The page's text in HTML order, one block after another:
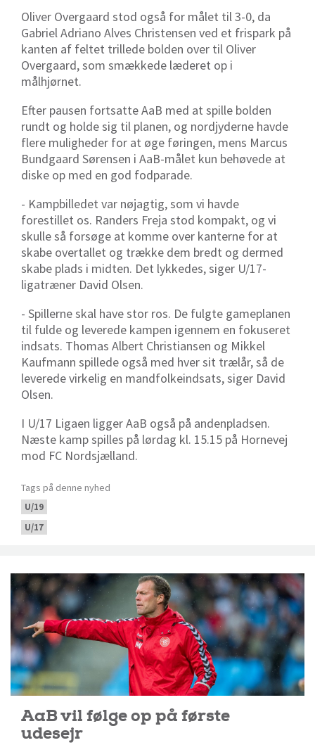
Oliver Overgaard stod også for målet til 3-0, da
Gabriel Adriano Alves Christensen ved et frispark på
kanten af feltet trillede bolden over til Oliver
Overgaard, som smækkede læderet op i
målhjørnet.
Efter pausen fortsatte AaB med at spille bolden
rundt og holde sig til planen, og nordjyderne havde
flere muligheder for at øge føringen, mens Marcus
Bundgaard Sørensen i AaB-målet kun behøvede at
diske op med en god fodparade.
- Kampbilledet var nøjagtig, som vi havde
forestillet os. Randers Freja stod kompakt, og vi
skulle så forsøge at komme over kanterne for at
skabe overtallet og trække dem bredt og dermed
skabe plads i midten. Det lykkedes, siger U/17-
ligatræner David Olsen.
- Spillerne skal have stor ros. De fulgte gameplanen
til fulde og leverede kampen igennem en fokuseret
indsats. Thomas Albert Christiansen og Mikkel
Kaufmann spillede også med hver sit trælår, så de
leverede virkelig en mandfolkeindsats, siger David
Olsen.
I U/17 Ligaen ligger AaB også på andenpladsen.
Næste kamp spilles på lørdag kl. 15.15 på Hornevej
mod FC Nordsjælland.
Tags på denne nyhed
U/19
U/17
AaB vil følge op på første
udesejr